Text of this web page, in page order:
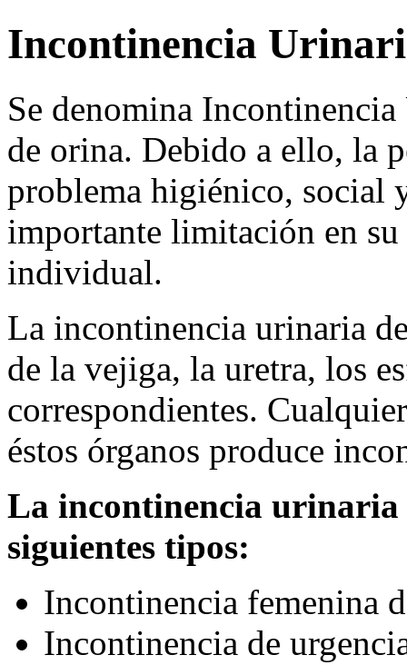
Incontinencia
Se denomina
de orina. Debido a ello, la
problema higiénico, social
importante limitación en
individual.
La incontinencia urinaria
de la vejiga, la uretra, los
correspondientes.
éstos órganos produce
La incontinencia urinaria
siguientes tipos:
Incontinencia femenina
Incontinencia de